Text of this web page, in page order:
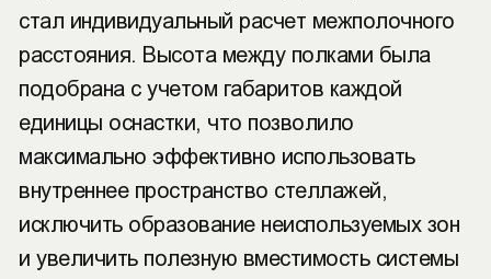
стал индивидуальный расчет межполочного
расстояния. Высота между полками была
подобрана с учетом габаритов каждой
единицы оснастки, что позволило
максимально эффективно использовать
внутреннее пространство стеллажей,
исключить образование неиспользуемых зон
и увеличить полезную вместимость системы